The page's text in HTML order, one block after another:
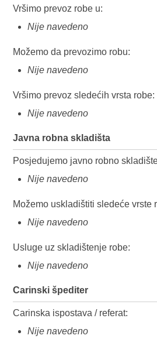
Vršimo prevoz robe u:
Nije navedeno
Možemo da prevozimo robu:
Nije navedeno
Vršimo prevoz sledećih vrsta robe:
Nije navedeno
Javna robna skladišta
Posjedujemo javno robno
Nije navedeno
Možemo uskladištiti sledeće vrste
Nije navedeno
Usluge uz skladištenje robe:
Nije navedeno
Carinski špediter
Carinska ispostava / referat:
Nije navedeno